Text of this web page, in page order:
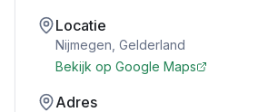
Locatie
Nijmegen Gelderland
Bekijk op Google Maps
Adres